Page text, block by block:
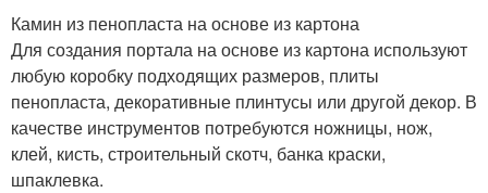
Камин из пенопласта на основе из картона
Для создания портала на основе из картона используют
любую коробку подходящих размеров, плиты
пенопласта, декоративные плинтусы или другой декор. В
качестве инструментов потребуются ножницы, нож,
клей, кисть, строительный скотч, банка краски,
шпаклевка.